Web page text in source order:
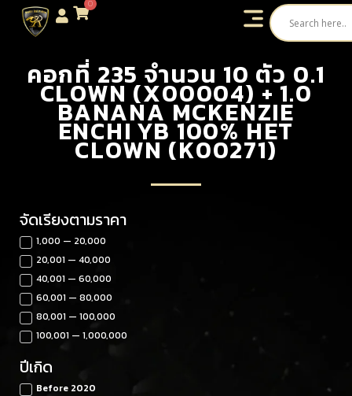
0
คอกที่ 235 จำนวน 10 ตัว 0.1
CLOWN (X00004) + 1.0
BANANA MCKENZIE
ENCHI YB 100% HET
CLOWN (K00271)
จัดเรียงตามราคา
1,000 — 20,000
20,001 — 40,000
40,001 — 60,000
60,001 — 80,000
80,001 — 100,000
100,001 — 1,000,000
ปีเกิด
Before 2020